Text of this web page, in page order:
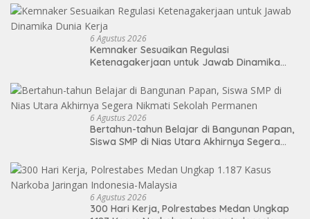
6 Agustus 2026
Kemnaker Sesuaikan Regulasi
Ketenagakerjaan untuk Jawab Dinamika
6 Agustus 2026
Bertahun-tahun Belajar di Bangunan Papan,
Siswa SMP di Nias Utara Akhirnya Segera
6 Agustus 2026
300 Hari Kerja, Polrestabes Medan Ungkap